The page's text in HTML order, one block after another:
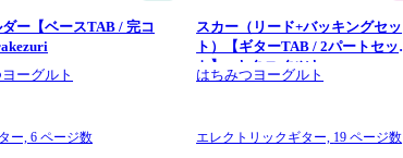
ー【ベースTAB / 完コ
ーグルト
ー,6 ページ数
スカー（リード+バッキングセッ
ト）【ギターTAB / 2パートセッ
ト】 - キタニ タツヤ
はちみつヨーグルト
エレクトリックギター, 19 ページ数